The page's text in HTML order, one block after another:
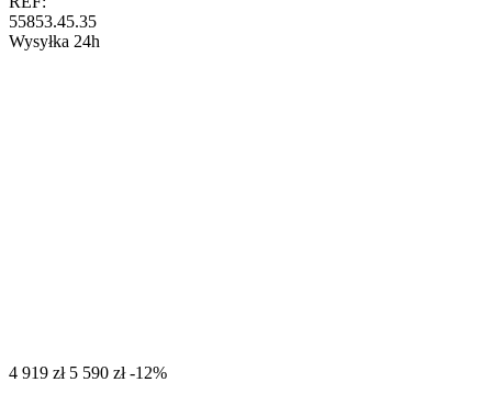
55853.45.35
Wysyłka 24h
‍4 919‍ zł ‍5 590‍ zł -12%